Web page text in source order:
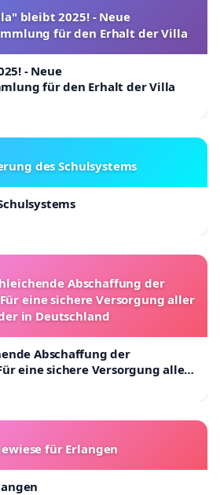
bleibt 2025! - Neue
für den Erhalt der Villa
- Neue
für den Erhalt der Villa
des Schulsystems
Abschaffung der
eine sichere Versorgung aller
in Deutschland
Abschaffung der
eine sichere Versorgung aller
für Erlangen